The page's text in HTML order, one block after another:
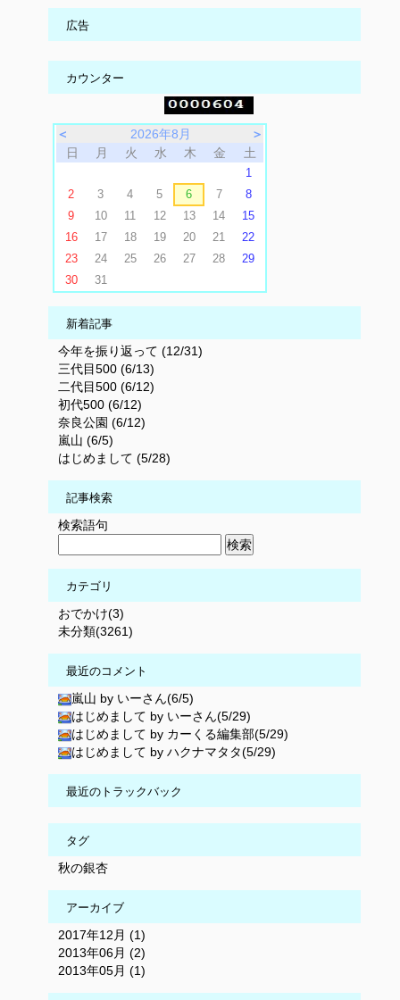
広告
カウンター
＜ 2026年8月
＞
日
月 火 水 木 金 土
1
2
3 4 5 6 7
8
9
10 11 12 13 14
15
16
17 18 19 20 21
22
23
24 25 26 27 28
29
30
31
新着記事
今年を振り返って (12/31)
三代目500 (6/13)
二代目500 (6/12)
初代500 (6/12)
奈良公園 (6/12)
嵐山 (6/5)
はじめまして (5/28)
記事検索
検索語句
カテゴリ
おでかけ(3)
未分類(3261)
最近のコメント
嵐山 by いーさん(6/5)
はじめまして by いーさん(5/29)
はじめまして by カーくる編集部(5/29)
はじめまして by ハクナマタタ(5/29)
最近のトラックバック
タグ
秋の銀杏
アーカイブ
2017年12月 (1)
2013年06月 (2)
2013年05月 (1)